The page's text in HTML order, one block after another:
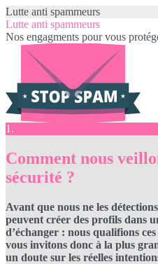
Lutte anti spammeurs
Lutte anti spammeurs
Nos engagments pour vous
1.
Comment nous
sécurité ?
Avant que nous ne les
peuvent créer des profils dans
d’échanger : nous qualifions
vous invitons donc à la plus
un doute sur les réelles